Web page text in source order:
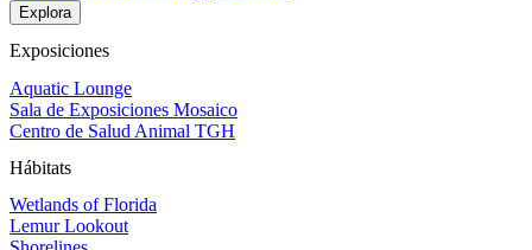
Explora
Exposiciones
Aquatic Lounge
Sala de Exposiciones Mosaico
Centro de Salud Animal TGH
Hábitats
Wetlands of Florida
Lemur Lookout